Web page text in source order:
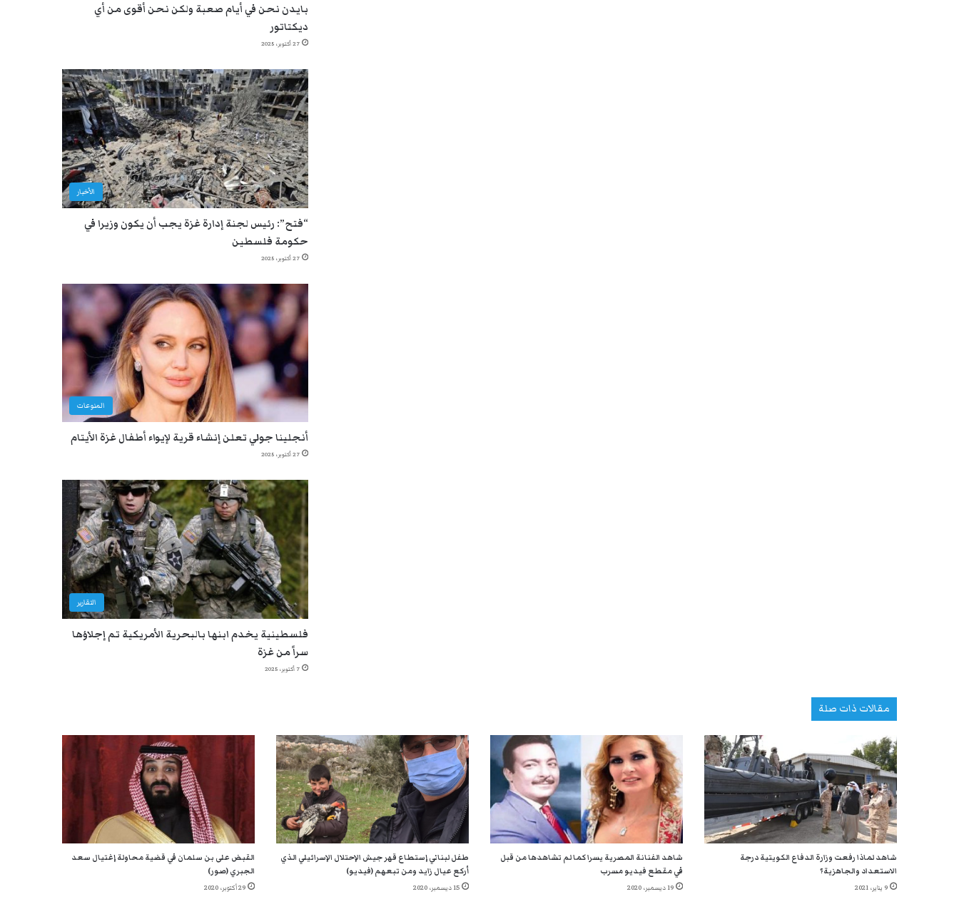
بايدن نحن في أيام صعبة ولكن نحن أقوى من أي
ديكتاتور
27 أكتوبر، 2025
الأخبار
“فتح”: رئيس لجنة إدارة غزة يجب أن يكون وزيرا في
حكومة فلسطين
27 أكتوبر، 2025
المنوعات
أنجلينا جولي تعلن إنشاء قرية لإيواء أطفال غزة الأيتام
27 أكتوبر، 2025
التقارير
فلسطينية يخدم ابنها بالبحرية الأمريكية تم إجلاؤها
سراً من غزة
7 أكتوبر، 2025
مقالات ذات صلة
شاهد لماذا رفعت وزارة الدفاع الكويتية درجة
الاستعداد والجاهزية؟
9 يناير، 2021
شاهد الفنانة المصرية يسرا كما لم تشاهدها من قبل
في مقطع فيديو مسرب
19 ديسمبر، 2020
طفل لبناني إستطاع قهر جيش الإحتلال الإسرائيلي الذي
أركع عيال زايد ومن تبعهم (فيديو)
15 ديسمبر، 2020
القبض على بن سلمان في قضية محاولة إغتيال سعد
الجبري (صور)
29 أكتوبر، 2020